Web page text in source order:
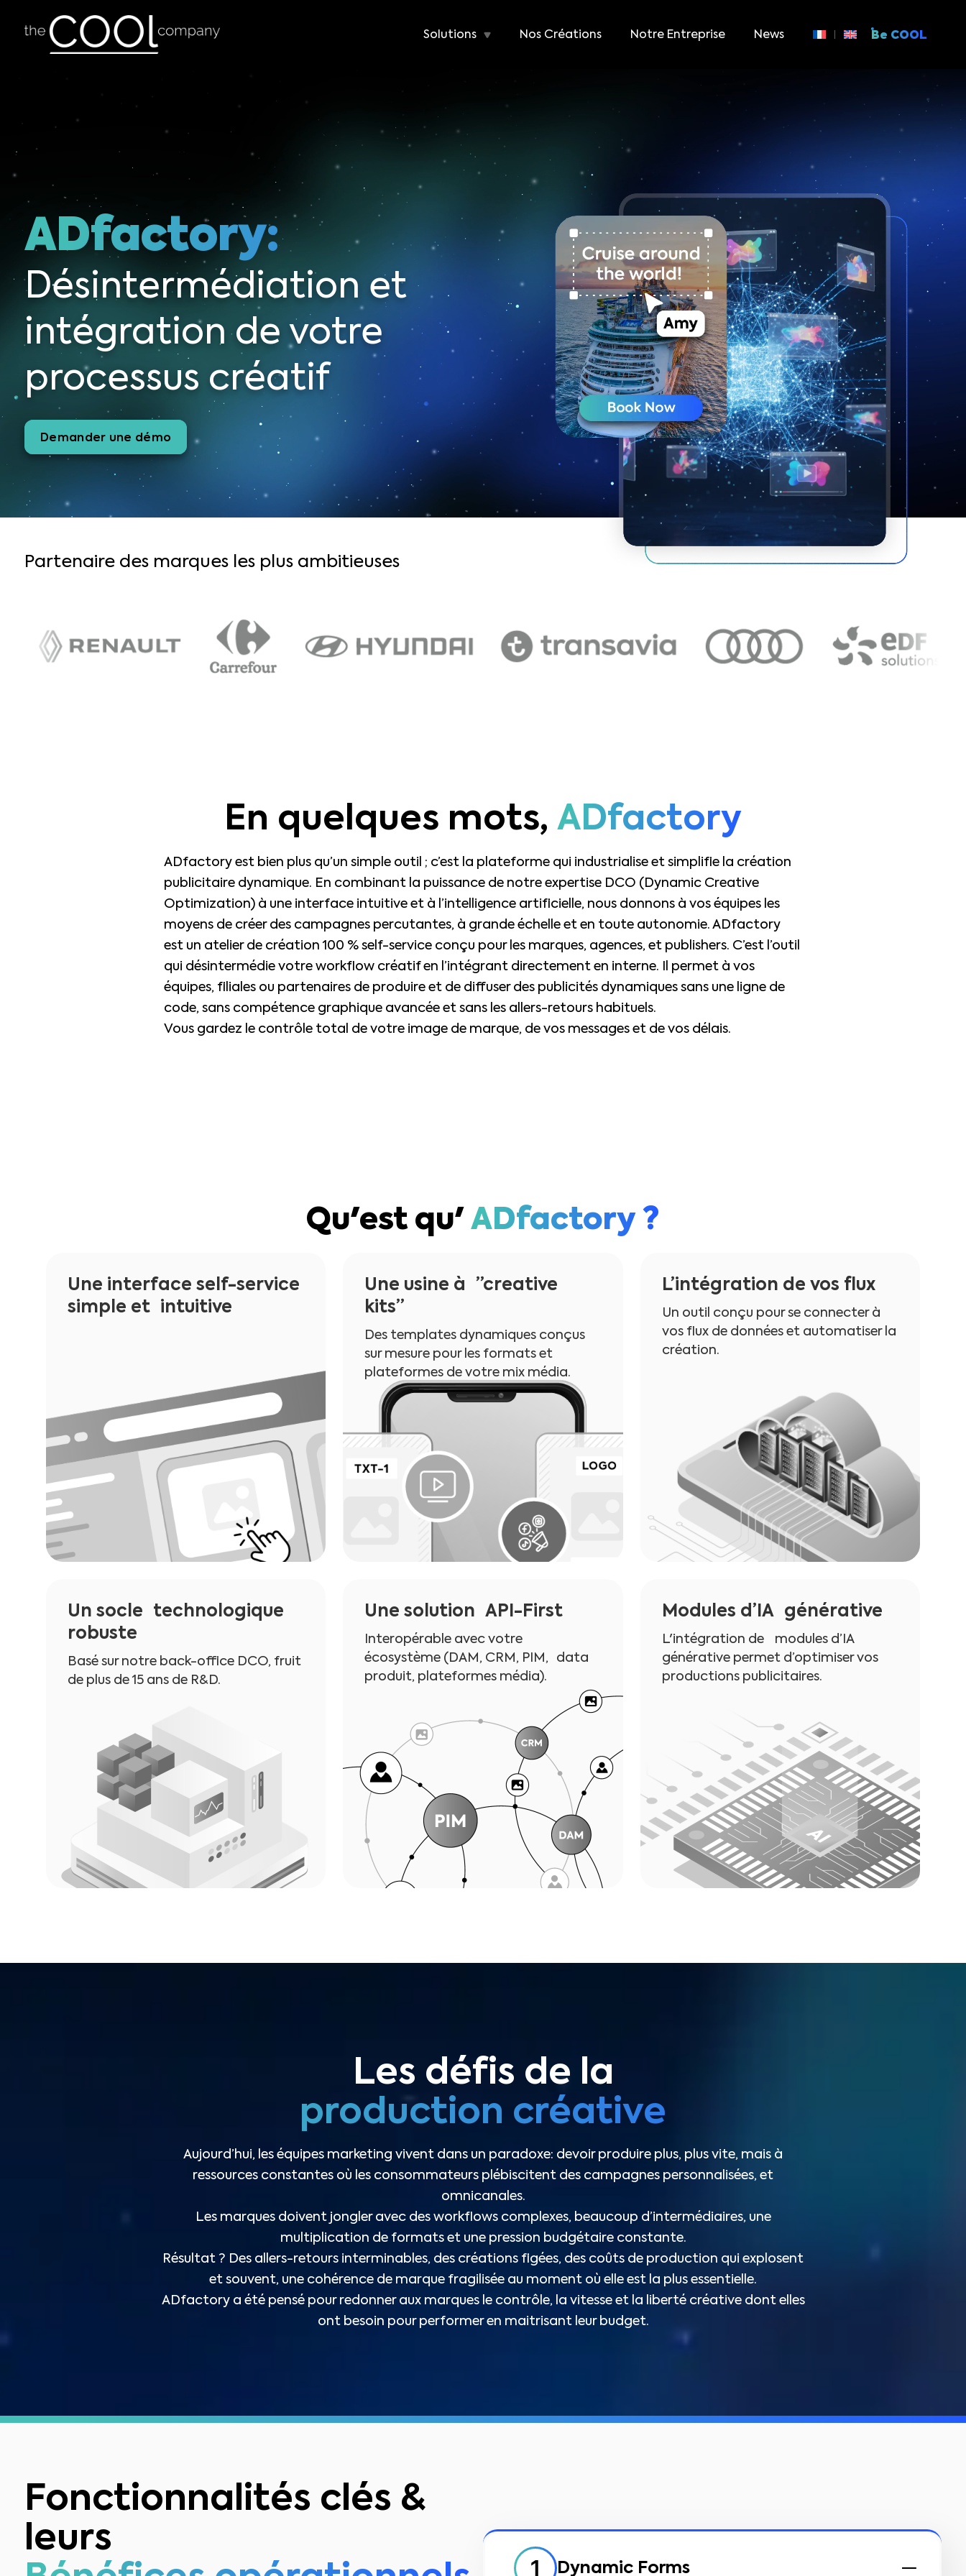
Solutions Nos Créations Notre Entreprise News Be COOL
ADfactory:
Désintermédiation et
intégration de votre
processus créatif
Demander une démo
Partenaire des marques les plus ambitieuses
En quelques mots, ADfactory
ADfactory est bien plus qu’un simple outil ; c’est la plateforme qui industrialise et simplifie la création
publicitaire dynamique. En combinant la puissance de notre expertise DCO (Dynamic Creative
Optimization) à une interface intuitive et à l’intelligence artificielle, nous donnons à vos équipes les
moyens de créer des campagnes percutantes, à grande échelle et en toute autonomie. ADfactory
est un atelier de création 100 % self-service conçu pour les marques, agences, et publishers. C’est l’outil
qui désintermédie votre workflow créatif en l’intégrant directement en interne. Il permet à vos
équipes, filiales ou partenaires de produire et de diffuser des publicités dynamiques sans une ligne de
code, sans compétence graphique avancée et sans les allers-retours habituels.
Vous gardez le contrôle total de votre image de marque, de vos messages et de vos délais.
Qu'est qu' ADfactory ?
Une interface self-service
simple et intuitive
Une usine à ”creative
kits”
Des templates dynamiques conçus
sur mesure pour les formats et
plateformes de votre mix média.
L’intégration de vos flux
Un outil conçu pour se connecter à
vos flux de données et automatiser la
création.
Un socle technologique
robuste
Basé sur notre back-office DCO, fruit
de plus de 15 ans de R&D.
Une solution API-First
Interopérable avec votre
écosystème (DAM, CRM, PIM, data
produit, plateformes média).
Modules d’IA générative
L'intégration de modules d’IA
générative permet d’optimiser vos
productions publicitaires.
Les défis de la
production créative
Aujourd’hui, les équipes marketing vivent dans un paradoxe: devoir produire plus, plus vite, mais à
ressources constantes où les consommateurs plébiscitent des campagnes personnalisées, et
omnicanales.
Les marques doivent jongler avec des workflows complexes, beaucoup d’intermédiaires, une
multiplication de formats et une pression budgétaire constante.
Résultat ? Des allers-retours interminables, des créations figées, des coûts de production qui explosent
et souvent, une cohérence de marque fragilisée au moment où elle est la plus essentielle.
ADfactory a été pensé pour redonner aux marques le contrôle, la vitesse et la liberté créative dont elles
ont besoin pour performer en maitrisant leur budget.
Fonctionnalités clés &
leurs
Dynamic Forms